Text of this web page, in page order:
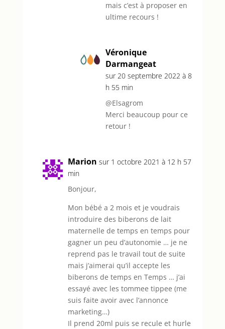
mais c’est à proposer en
ultime recours !
Véronique
Darmangeat
sur 20 septembre 2022 à 8
h 55 min
@Elsagrom
Merci beaucoup pour ce
retour !
Marion sur 1 octobre 2021 à 12 h 57
min
Bonjour,
Mon bébé a 2 mois et je voudrais
introduire des biberons de lait
maternelle de temps en temps pour
gagner un peu d’autonomie … je ne
reprend pas le travail tout de suite
mais j’aimerai qu’il accepte les
biberons de temps en Temps … j’ai
essayé avec les tommee tippee (me
suis faite avoir avec l’annonce
marketing…)
Il prend 20ml puis se recule et hurle